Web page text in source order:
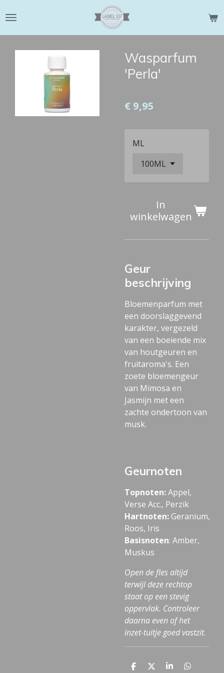
direct
naar
hoofdinhoud
Wasparfum
'Perla'
€ 9,95
ML
In
winkelwagen
Geur
beschrijving
Bloemenparfum met
een doorslaggevend
karakter, vergezeld
van een boeiende mix
van houtgeuren en
fruitaroma's. Een
zoete bloemengeur
van Mimosa en
Jasmijn met een
zachte ondertoon van
musk.
Geurnoten
Topnoten:Appel,
Verse Acc., Perzik
Hartnoten: Geranium,
Roos, Iris
Basisnoten: Amber,
Muskus
Open de fles altijd
terwijl deze rechtop
staat op een stevig
oppervlak. Controleer
daarna even of het
inzet-tuitje goed vastzit.
D
D
S
D